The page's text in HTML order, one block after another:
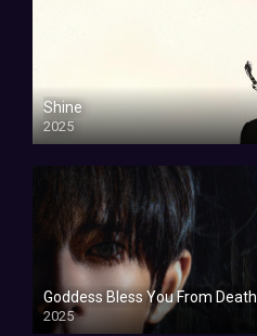
Shine
2025
Goddess Bless You From Death
2025